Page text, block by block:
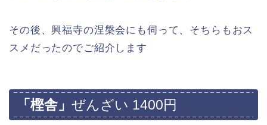
その後、興福寺の涅槃会にも伺って、そちらもおス
スメだったのでご紹介します
「樫舎」 ぜんざい 1400円